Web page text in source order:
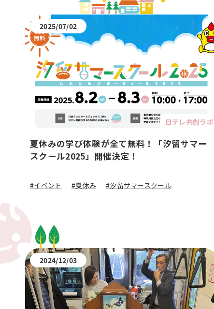
2025/07/02
日テレ共創ラボ
夏休みの学び体験が全て無料！「汐留サマー
スクール2025」開催決定！
#イベント #夏休み #汐留サマースクール
2024/12/03